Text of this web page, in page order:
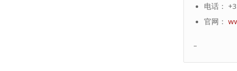
电话：
官网：
–